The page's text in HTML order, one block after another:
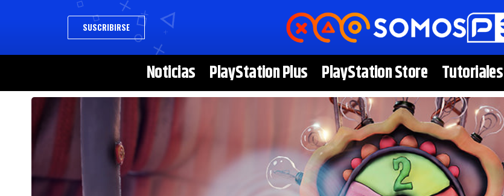
SUSCRIBIRSE
Noticias PlayStation Plus PlayStation Store Tutoriales